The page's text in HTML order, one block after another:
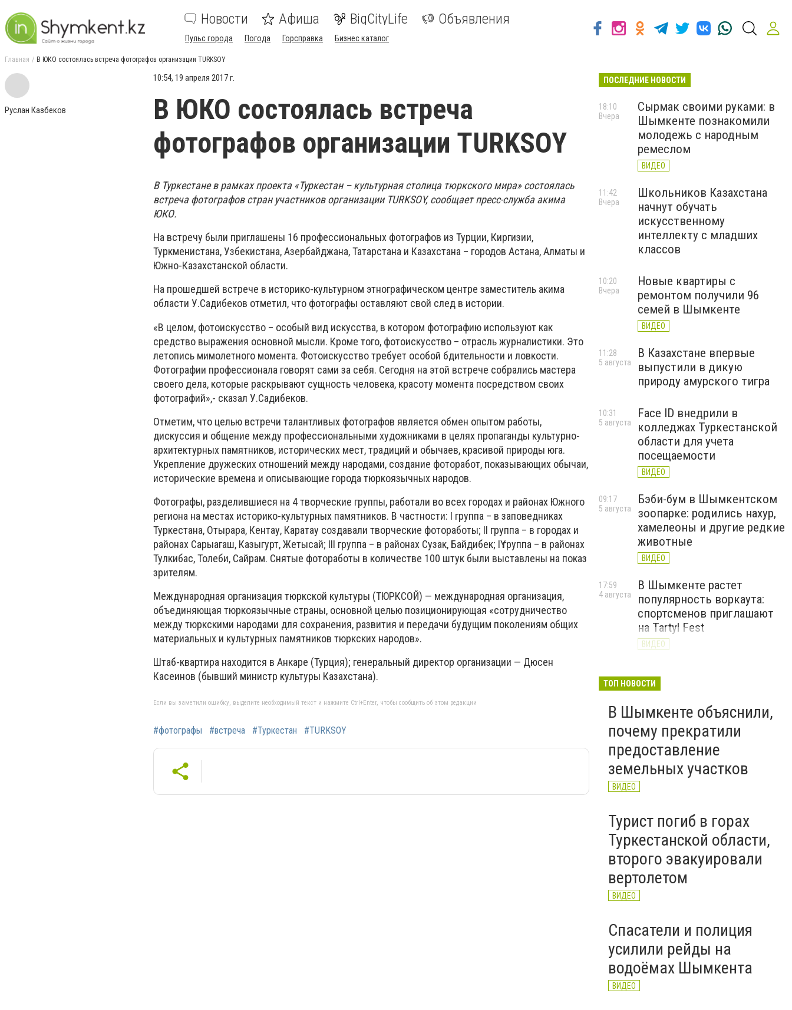
Новости Афиша BigCityLife Объявления
Пульс города Погода Горсправка Бизнес каталог
Главная В ЮКО состоялась встреча фотографов организации TURKSOY
Руслан Казбеков
10:54, 19 апреля 2017 г.
В ЮКО состоялась встреча
фотографов организации TURKSOY
В Туркестане в рамках проекта «Туркестан – культурная столица тюркского мира» состоялась
встреча фотографов стран участников организации TURKSOY, сообщает пресс-служба акима
ЮКО.
На встречу были приглашены 16 профессиональных фотографов из Турции, Киргизии,
Туркменистана, Узбекистана, Азербайджана, Татарстана и Казахстана – городов Астана, Алматы и
Южно-Казахстанской области.
На прошедшей встрече в историко-культурном этнографическом центре заместитель акима
области У.Садибеков отметил, что фотографы оставляют свой след в истории.
«В целом, фотоискусство – особый вид искусства, в котором фотографию используют как
средство выражения основной мысли. Кроме того, фотоискусство – отрасль журналистики. Это
летопись мимолетного момента. Фотоискусство требует особой бдительности и ловкости.
Фотографии профессионала говорят сами за себя. Сегодня на этой встрече собрались мастера
своего дела, которые раскрывают сущность человека, красоту момента посредством своих
фотографий»,- сказал У.Садибеков.
Отметим, что целью встречи талантливых фотографов является обмен опытом работы,
дискуссия и общение между профессиональными художниками в целях пропаганды культурно-
архитектурных памятников, исторических мест, традиций и обычаев, красивой природы юга.
Укрепление дружеских отношений между народами, создание фоторабот, показывающих обычаи,
исторические времена и описывающие города тюркоязычных народов.
Фотографы, разделившиеся на 4 творческие группы, работали во всех городах и районах Южного
региона на местах историко-культурных памятников. В частности: І группа – в заповедниках
Туркестана, Отырара, Кентау, Каратау создавали творческие фотоработы; ІІ группа – в городах и
районах Сарыагаш, Казыгурт, Жетысай; ІІІ группа – в районах Сузак, Байдибек; ІҮ группа – в районах
Тулкибас, Толеби, Сайрам. Снятые фотоработы в количестве 100 штук были выставлены на показ
зрителям.
Международная организация тюркской культуры (ТЮРКСОЙ) — международная организация,
объединяющая тюркоязычные страны, основной целью позиционирующая «сотрудничество
между тюркскими народами для сохранения, развития и передачи будущим поколениям общих
материальных и культурных памятников тюркских народов».
Штаб-квартира находится в Анкаре (Турция); генеральный директор организации — Дюсен
Касеинов (бывший министр культуры Казахстана).
Если вы заметили ошибку, выделите необходимый текст и нажмите Ctrl+Enter, чтобы сообщить об этом редакции
#фотографы #встреча #Туркестан #TURKSOY
ПОСЛЕДНИЕ НОВОСТИ
Сырмак своими руками: в
Шымкенте познакомили
молодежь с народным
ремеслом
ВИДЕО
18:10
Вчера
Школьников Казахстана
начнут обучать
искусственному
интеллекту с младших
классов
11:42
Вчера
Новые квартиры с
ремонтом получили 96
семей в Шымкенте
ВИДЕО
10:20
Вчера
В Казахстане впервые
выпустили в дикую
природу амурского тигра
11:28
5 августа
Face ID внедрили в
колледжах Туркестанской
области для учета
посещаемости
ВИДЕО
10:31
5 августа
Бэби-бум в Шымкентском
зоопарке: родились нахур,
хамелеоны и другие редкие
животные
ВИДЕО
09:17
5 августа
В Шымкенте растет
популярность воркаута:
спортсменов приглашают
на Tartyl Fest
ВИДЕО
17:59
4 августа
начала подготовку к
2026–2027
ВИДЕО
4 августа
ТОП НОВОСТИ
В Шымкенте объяснили,
почему прекратили
предоставление
земельных участков
ВИДЕО
Турист погиб в горах
Туркестанской области,
второго эвакуировали
вертолетом
ВИДЕО
Спасатели и полиция
усилили рейды на
водоёмах Шымкента
ВИДЕО